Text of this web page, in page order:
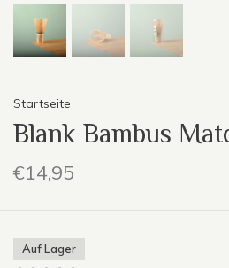
Startseite
Blank Bambus
€14,95
Auf Lager